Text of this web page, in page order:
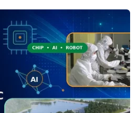
cho dịp cao điểm Tết